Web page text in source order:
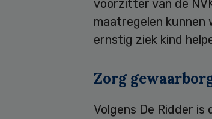
voorzitter van de
maatregelen kunnen
ernstig ziek kind
Zorg
Volgens De Ridder is